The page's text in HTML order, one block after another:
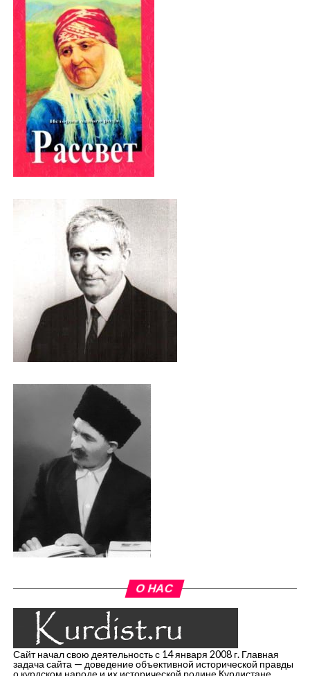
О НАС
Сайт начал свою деятельность с 14 января 2008 г. Главная
задача сайта — доведение объективной исторической правды
о курдском народе и их исторической родине Курдистане.